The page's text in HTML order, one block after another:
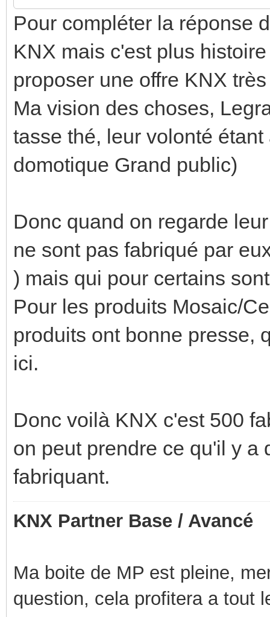
Pour compléter la réponse
KNX mais c'est plus
proposer une offre KNX
Ma vision des choses,
tasse thé, leur volonté
domotique Grand public)
Donc quand on regarde
ne sont pas fabriqué par
) mais qui pour certains
Pour les produits Mosaic/
produits ont bonne presse,
ici.
Donc voilà KNX c'est 500
on peut prendre ce qu'il y a
fabriquant.
KNX Partner Base / Avancé
Ma boite de MP est pleine,
question, cela profitera a tout